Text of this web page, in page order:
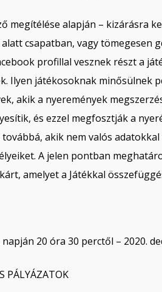
megítélése alapján – kizárásra
csapatban, vagy tömegesen
profillal vesznek részt a
Ilyen játékosoknak minősülnek
akik a nyeremények
és ezzel megfosztják a
akik nem valós
A jelen pontban
amelyet a Játékkal
napján 20 óra 30 perctől – 2020.
PÁLYÁZATOK